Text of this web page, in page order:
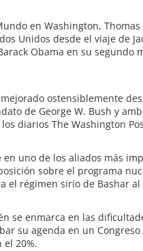
en Washington,
Unidos desde el viaje de
Obama en su segundo
ostensiblemente
de George W. Bush y
diarios The Washington
uno de los aliados más
sobre el programa
el régimen sirio de Bashar al
se enmarca en las
su agenda en un
20%.